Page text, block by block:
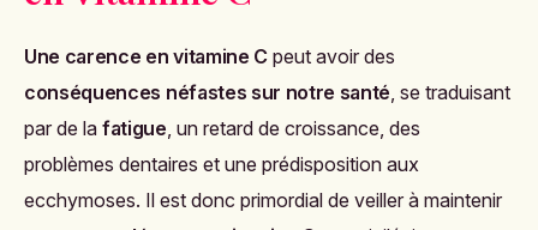
Une carence en vitamine C peut avoir des
conséquences néfastes sur notre santé , se traduisant
par de la fatigue , un retard de croissance, des
problèmes dentaires et une prédisposition aux
ecchymoses. Il est donc primordial de veiller à maintenir